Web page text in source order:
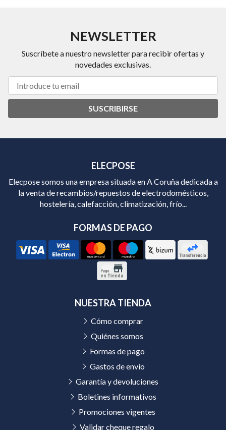
NEWSLETTER
Suscríbete a nuestro newsletter para recibir ofertas y
novedades exclusivas.
SUSCRIBIRSE
ELECPOSE
Elecpose somos una empresa situada en A Coruña dedicada a
la venta de recambios/repuestos de electrodomésticos,
hostelería, calefacción, climatización, frío...
FORMAS DE PAGO
NUESTRA TIENDA
Cómo comprar
Quiénes somos
Formas de pago
Gastos de envío
Garantía y devoluciones
Boletines informativos
Promociones vigentes
Validar cheque regalo